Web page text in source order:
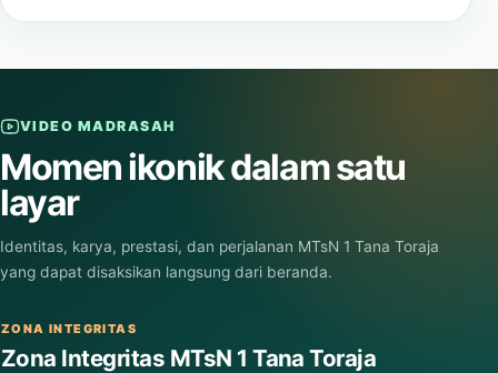
VIDEO MADRASAH
Momen ikonik dalam satu
layar
Identitas, karya, prestasi, dan perjalanan MTsN 1 Tana Toraja
yang dapat disaksikan langsung dari beranda.
ZONA INTEGRITAS
Zona Integritas MTsN 1 Tana Toraja